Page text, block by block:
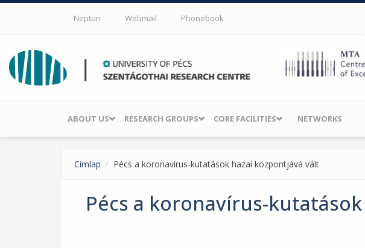
Skip to main content
Neptun Webmail Phonebook
ABOUT US RESEARCH GROUPS CORE FACILITIES NETWORKS
Címlap Pécs a koronavírus-kutatások hazai központjává vált
Pécs a koronavírus-